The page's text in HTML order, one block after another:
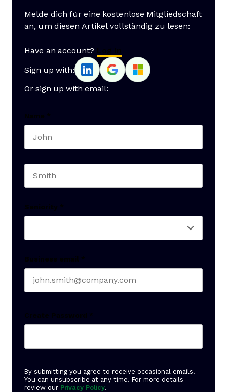
Melde dich für eine kostenlose Mitgliedschaft
an, um diesen Artikel vollständig zu lesen:
Have an account? Log In
Sign up with:
Or sign up with email:
Name *
Seniority *
Business email *
Create Password *
By submitting you agree to receive occasional emails.
You can unsubscribe at any time. For more details
review our Privacy Policy.